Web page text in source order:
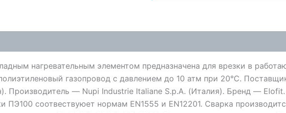
нагревательным элементом предназначена для врезки в
газопровод с давлением до 10 атм при 20°C.
Производитель — Nupi Industrie Italiane S.p.A. (Италия). Бренд — Elofit.
ПЭ100 соотвествуюет нормам EN1555 и EN12201. Сварка